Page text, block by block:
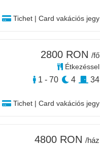
Tichet | Card vakációs jegy
Tichet | Card vakációs jegy
2800 RON /fő
Étkezéssel
1 - 70 4 34
4800 RON /ház